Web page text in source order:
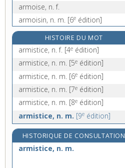
armoise, n. f.
armoisin, n. m. [6e édition]
armon, n. m.
armorial, -ale, adj. et n.
armoricain, -aine, adj.
HISTOIRE DU MOT
armistice, n. f. [4e édition]
armistice, n. m. [5e édition]
armistice, n. m. [6e édition]
armistice, n. m. [7e édition]
armistice, n. m. [8e édition]
armistice, n. m. [9e édition]
HISTORIQUE DE CONSULTATION
armistice, n. m.